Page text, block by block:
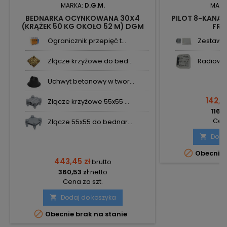
MARKA: D.G.M.
BEDNARKA OCYNKOWANA 30X4
(KRĄŻEK 50 KG OKOŁO 52 M) DGM
Ogranicznik przepięć t...
Złącze krzyżowe do bed...
Uchwyt betonowy w twor...
Złącze krzyżowe 55x55 ...
Złącze 55x55 do bednar...
443,45 złbrutto
360,53 złnetto
Cena za szt.
 Dodaj do koszyka
 Obecnie brak na stanie
PILOT 8-
Zestaw

